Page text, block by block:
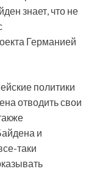
знает, что не
Германией
политики
отводить свои
и
таки